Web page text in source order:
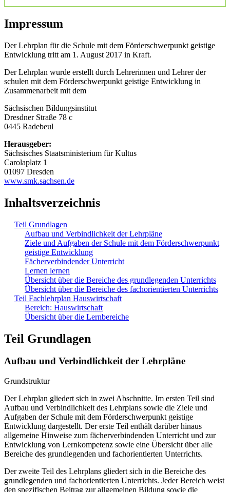
Impressum
Der Lehrplan für die Schule mit dem Förderschwerpunkt geistige
Entwicklung tritt am 1. August 2017 in Kraft.
Der Lehrplan wurde erstellt durch Lehrerinnen und Lehrer der
schulen mit dem Förderschwerpunkt geistige Entwicklung in
Zusammenarbeit mit dem
Sächsischen Bildungsinstitut
Dresdner Straße 78 c
0445 Radebeul
Herausgeber:
Sächsisches Staatsministerium für Kultus
Carolaplatz 1
01097 Dresden
www.smk.sachsen.de
Inhaltsverzeichnis
Teil Grundlagen
Aufbau und Verbindlichkeit der Lehrpläne
Ziele und Aufgaben der Schule mit dem Förderschwerpunkt
geistige Entwicklung
Fächerverbindender Unterricht
Lernen lernen
Übersicht über die Bereiche des grundlegenden Unterrichts
Übersicht über die Bereiche des fachorientierten Unterrichts
Teil Fachlehrplan Hauswirtschaft
Bereich: Hauswirtschaft
Übersicht über die Lernbereiche
Teil Grundlagen
Aufbau und Verbindlichkeit der Lehrpläne
Grundstruktur
Der Lehrplan gliedert sich in zwei Abschnitte. Im ersten Teil sind
Aufbau und Verbindlichkeit des Lehrplans sowie die Ziele und
Aufgaben der Schule mit dem Förderschwerpunkt geistige
Entwicklung dargestellt. Der erste Teil enthält darüber hinaus
allgemeine Hinweise zum fächerverbindenden Unterricht und zur
Entwicklung von Lernkompetenz sowie eine Übersicht über alle
Bereiche des grundlegenden und fachorientierten Unterrichts.
Der zweite Teil des Lehrplans gliedert sich in die Bereiche des
grundlegenden und fachorientierten Unterrichts. Jeder Bereich weist
den spezifischen Beitrag zur allgemeinen Bildung sowie die